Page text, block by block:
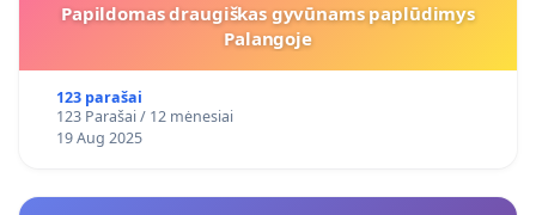
Papildomas draugiškas gyvūnams paplūdimys
Palangoje
123 parašai
123 Parašai / 12 mėnesiai
19 Aug 2025